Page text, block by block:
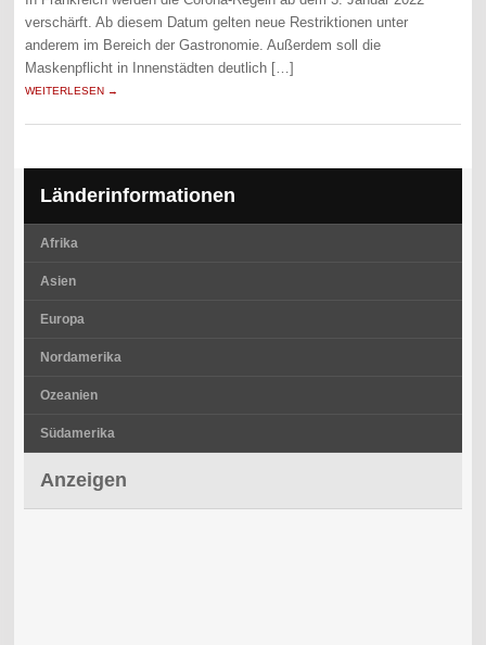
verschärft. Ab diesem Datum gelten neue Restriktionen unter
anderem im Bereich der Gastronomie. Außerdem soll die
Maskenpflicht in Innenstädten deutlich […]
WEITERLESEN →
Länderinformationen
Afrika
Asien
Europa
Nordamerika
Ozeanien
Südamerika
Anzeigen